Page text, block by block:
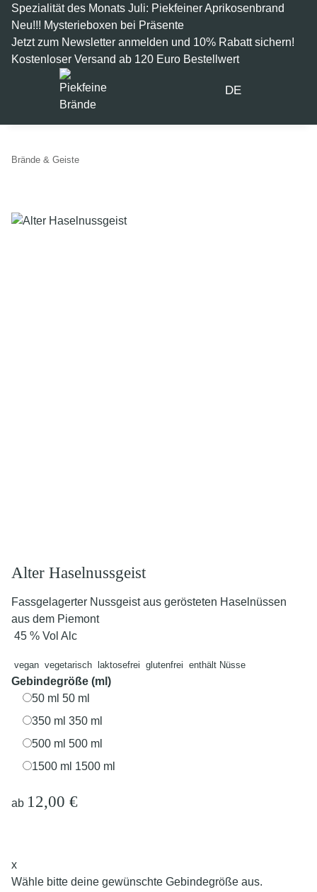
Spezialität des Monats Juli: Piekfeiner Aprikosenbrand
Neu!!! Mysterieboxen bei Präsente
Jetzt zum Newsletter anmelden und 10% Rabatt sichern!
Kostenloser Versand ab 120 Euro Bestellwert
DE
Brände & Geiste
Alter Haselnussgeist
Fassgelagerter Nussgeist aus gerösteten Haselnüssen
aus dem Piemont
45 % Vol Alc
vegan vegetarisch laktosefrei glutenfrei enthält Nüsse
Gebindegröße (ml)
50 ml 50 ml
350 ml 350 ml
500 ml 500 ml
1500 ml 1500 ml
ab 12,00 €
x
Wähle bitte deine gewünschte Gebindegröße aus.